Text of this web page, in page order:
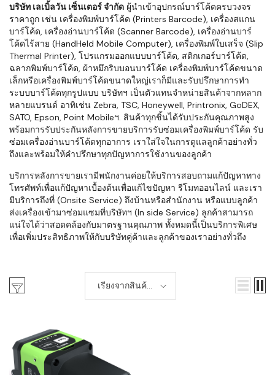
บริษัท เลเบิ้ลวัน เซ็นเตอร์ จำกัด ผู้นำเข้าอุปกรณ์บาร์โค้ดครบวงจร
ราคาถูก เช่น เครื่องพิมพ์บาร์โค้ด (Printers Barcode), เครื่องสแกน
บาร์โค้ด, เครื่องอ่านบาร์โค้ด (Scanner Barcode), เครื่องอ่านบาร์
โค้ดไร้สาย (HandHeld Mobile Computer), เครื่องพิมพ์ใบเสร็จ (Slip
Thermal Printer), โปรแกรมออกแบบบาร์โค้ด, สติกเกอร์บาร์โค้ด,
ฉลากพิมพ์บาร์โค้ด, ผ้าหมึกริบบอนบาร์โค้ด เครื่องพิมพ์บาร์โค้ดขนาด
เล็กหรือเครื่องพิมพ์บาร์โค้ดขนาดใหญ่เราก็มีและรับปรึกษาการทำ
ระบบบาร์โค้ดทุกรูปแบบ บริษัทฯ เป็นตัวแทนจำหน่ายสินค้าจากหลาก
หลายแบรนด์ อาทิเช่น Zebra, TSC, Honeywell, Printronix, GoDEX,
SATO, Epson, Point Mobileฯ. สินค้าทุกชิ้นได้รับประกันคุณภาพสูง
พร้อมการรับประกันหลังการขายบริการรับซ่อมเครื่องพิมพ์บาร์โค้ด รับ
ซ่อมเครื่องอ่านบาร์โค้ดทุกอาการ เราใส่ใจในการดูแลลูกค้าอย่างทั่ว
ถึงและพร้อมให้คำปรึกษาทุกปัญหาการใช้งานของลูกค้า
บริการหลังการขายเรามีพนักงานค่อยให้บริการสอบถามแก้ปัญหาทาง
โทรศัพท์เพื่อแก้ปัญหาเบื้องต้นเพื่อแก้ไขปัญหา รีโมทออนไลน์ และเรา
มีบริการถึงที่ (Onsite Service) ถึงบ้านหรือสำนักงาน หรือแบบลูกค้า
ส่งเครื่องเข้ามาซ่อมแซมที่บริษัทฯ (In side Service) ลูกค้าสามารถ
แน่ใจได้ว่าสอดคล้องกับมาตรฐานคุณภาพ ทั้งหมดนี้เป็นบริการพิเศษ
เพื่อเพิ่มประสิทธิภาพให้กับบริษัทคู่ค้าและลูกค้าของเราอย่างทั่วถึง
เรียงจากสินค้า
เก่า-ใหม่